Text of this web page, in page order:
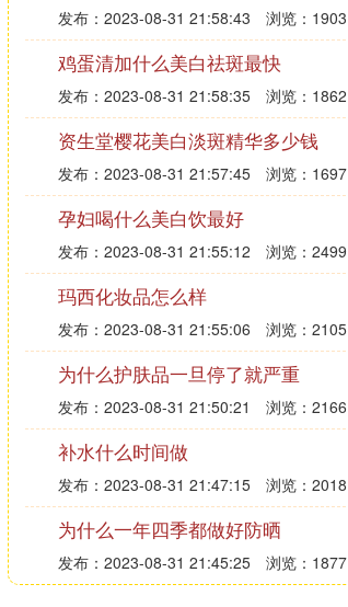
发布：2023-08-31 21:58:43 浏览：1903
鸡蛋清加什么美白祛斑最快
发布：2023-08-31 21:58:35 浏览：1862
资生堂樱花美白淡斑精华多少钱
发布：2023-08-31 21:57:45 浏览：1697
孕妇喝什么美白饮最好
发布：2023-08-31 21:55:12 浏览：2499
玛西化妆品怎么样
发布：2023-08-31 21:55:06 浏览：2105
为什么护肤品一旦停了就严重
发布：2023-08-31 21:50:21 浏览：2166
补水什么时间做
发布：2023-08-31 21:47:15 浏览：2018
为什么一年四季都做好防晒
发布：2023-08-31 21:45:25 浏览：1877